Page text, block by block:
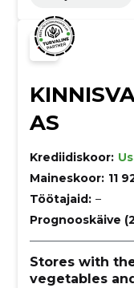
AS
Krediidiskoor:
Maineskoor: 11
Töötajaid: –
Prognooskäive
Stores with
vegetables